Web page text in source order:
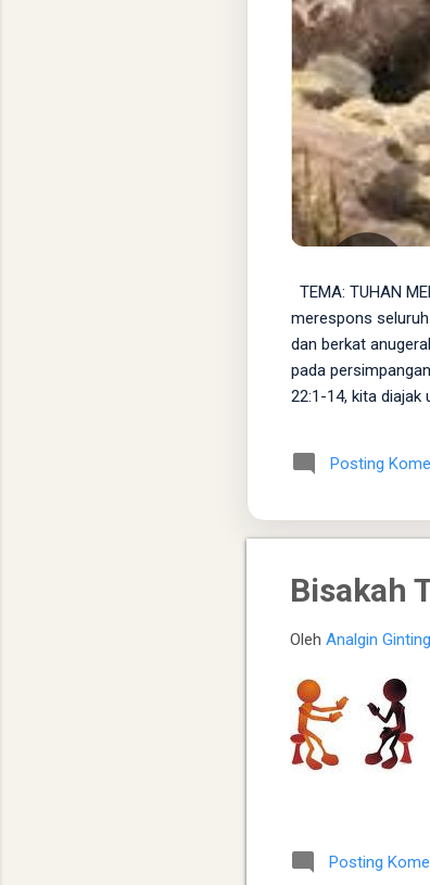
TEMA: TUHAN
merespons
dan berkat
pada
22:1-14, kita diajak
tanah Moria.
Posting
Bisakah
Oleh Analgin Ginting
Posting